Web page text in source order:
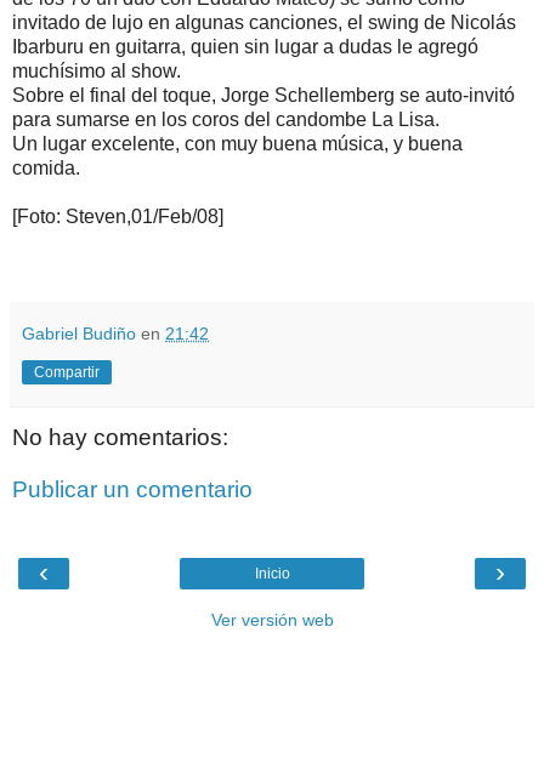
invitado de lujo en algunas canciones, el swing de Nicolás
Ibarburu en guitarra, quien sin lugar a dudas le agregó
muchísimo al show.
Sobre el final del toque, Jorge Schellemberg se auto-invitó
para sumarse en los coros del candombe La Lisa.
Un lugar excelente, con muy buena música, y buena
comida.
[Foto: Steven,01/Feb/08]
Gabriel Budiño en 21:42
Compartir
No hay comentarios:
Publicar un comentario
‹ ›
Inicio
Ver versión web